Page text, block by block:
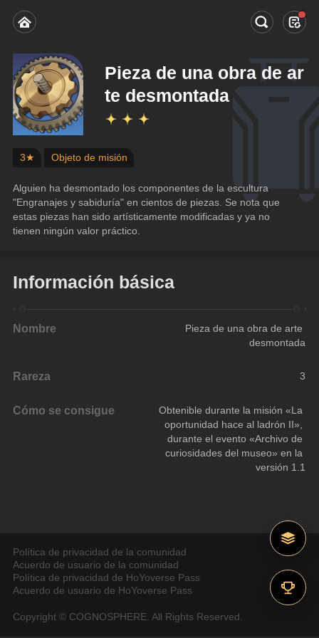
Pieza de una obra de ar
te desmontada
3★ Objeto de misión
Alguien ha desmontado los componentes de la escultura
"Engranajes y sabiduría" en cientos de piezas. Se nota que
estas piezas han sido artísticamente modificadas y ya no
tienen ningún valor práctico.
Información básica
Nombre
Pieza de una obra de arte
desmontada
Rareza 3
Cómo se consigue
Obtenible durante la misión «La
oportunidad hace al ladrón II»,
durante el evento «Archivo de
curiosidades del museo» en la
versión 1.1
Política de privacidad de la comunidad
Acuerdo de usuario de la comunidad
Política de privacidad de HoYoverse Pass
Acuerdo de usuario de HoYoverse Pass
Copyright © COGNOSPHERE. All Rights Reserved.